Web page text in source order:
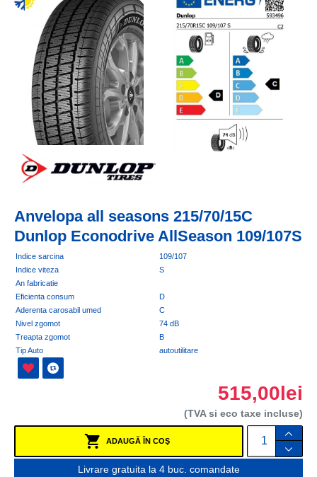
Anvelopa all seasons 215/70/15C
Dunlop Econodrive AllSeason 109/107S
Indice sarcina
109/107
Indice viteza
S
An fabricatie
Eficienta consum
D
Aderenta carosabil umed
C
Nivel zgomot
74 dB
Treapta zgomot
B
Tip Auto
autoutilitare
515,00lei
(TVA si eco taxe incluse)
ADAUGĂ ÎN COŞ
Livrare gratuita la 4 buc. comandate